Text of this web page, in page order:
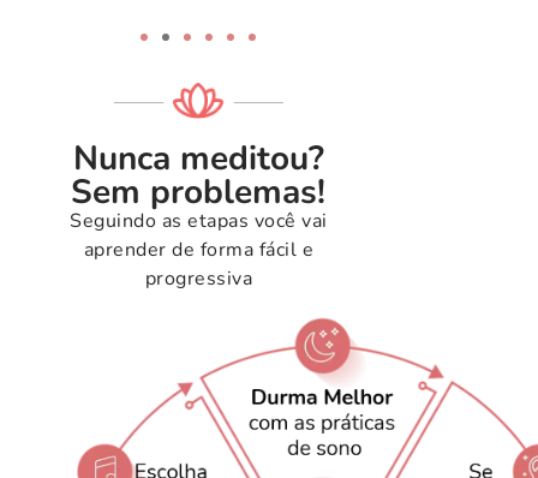
Nunca meditou?
Sem problemas!
Seguindo as etapas você vai
aprender de forma fácil e
progressiva